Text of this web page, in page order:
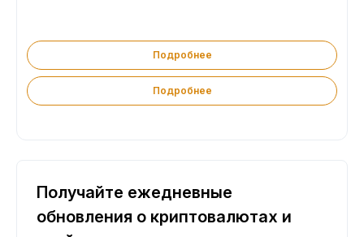
Подробнее
Подробнее
Получайте ежедневные
обновления о криптовалютах и